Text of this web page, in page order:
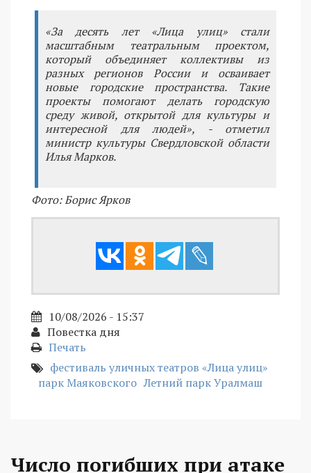
«За десять лет «Лица улиц» стали
масштабным театральным проектом,
который объединяет коллективы из
разных регионов России и осваивает
новые городские пространства. Такие
проекты помогают делать городскую
среду живой, открытой для культуры и
интересной для людей», - отметил
министр культуры Свердловской области
Илья Марков.
Фото: Борис Ярков
10/08/2026 - 15:37
Повестка дня
Печать
фестиваль уличных театров «Лица улиц»
парк Маяковского Летний парк Уралмаш
Число погибших при атаке